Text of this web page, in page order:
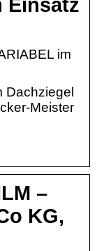
Einsatz
im
Dachziegel
Meister
–
KG,